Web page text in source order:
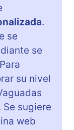
.
se
se
su nivel
Se sugiere
web